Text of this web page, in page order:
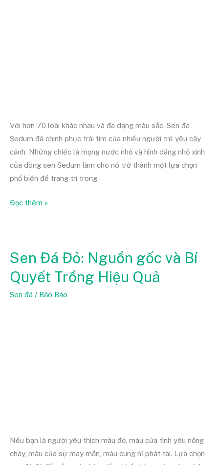
Với hơn 70 loài khác nhau và đa dạng màu sắc, Sen đá
Sedum đã chinh phục trái tim của nhiều người trẻ yêu cây
cảnh. Những chiếc lá mọng nước nhỏ và hình dáng nhỏ xinh
của dòng sen Sedum làm cho nó trở thành một lựa chọn
phổ biến để trang trí trong
Đọc thêm »
Sen Đá Đỏ: Nguồn gốc và Bí
Quyết Trồng Hiệu Quả
Sen đá / Bảo Bảo
Nếu bạn là người yêu thích màu đỏ, màu của tình yêu nồng
cháy, màu của sự may mắn, màu cung hỉ phát tài. Lựa chọn
Sen
Đỏ:
Nguồn